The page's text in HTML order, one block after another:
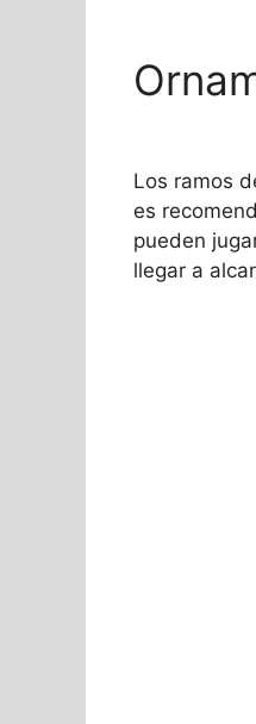
Los ramos
es
pueden
llegar a